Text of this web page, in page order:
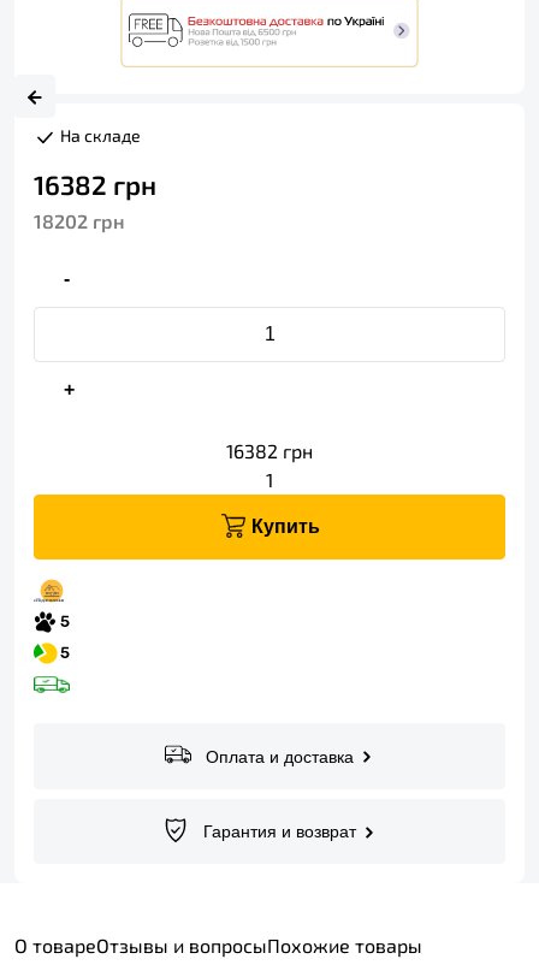
На складе
16382 грн
18202 грн
-
+
16382 грн
1
Купить
Оплата и доставка
Гарантия и возврат
О товареОтзывы и вопросыПохожие товары